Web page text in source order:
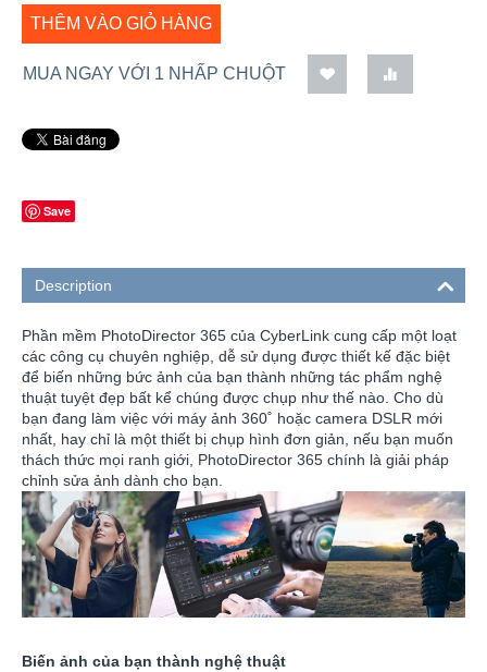
THÊM VÀO GIỎ HÀNG
MUA NGAY VỚI 1 NHẤP CHUỘT
Save
Description
Phần mềm PhotoDirector 365 của CyberLink cung cấp một loạt
các công cụ chuyên nghiệp, dễ sử dụng được thiết kế đặc biệt
để biến những bức ảnh của bạn thành những tác phẩm nghệ
thuật tuyệt đẹp bất kể chúng được chụp như thế nào. Cho dù
bạn đang làm việc với máy ảnh 360˚ hoặc camera DSLR mới
nhất, hay chỉ là một thiết bị chụp hình đơn giản, nếu bạn muốn
thách thức mọi ranh giới, PhotoDirector 365 chính là giải pháp
chỉnh sửa ảnh dành cho bạn.
Biến ảnh của bạn thành nghệ thuật